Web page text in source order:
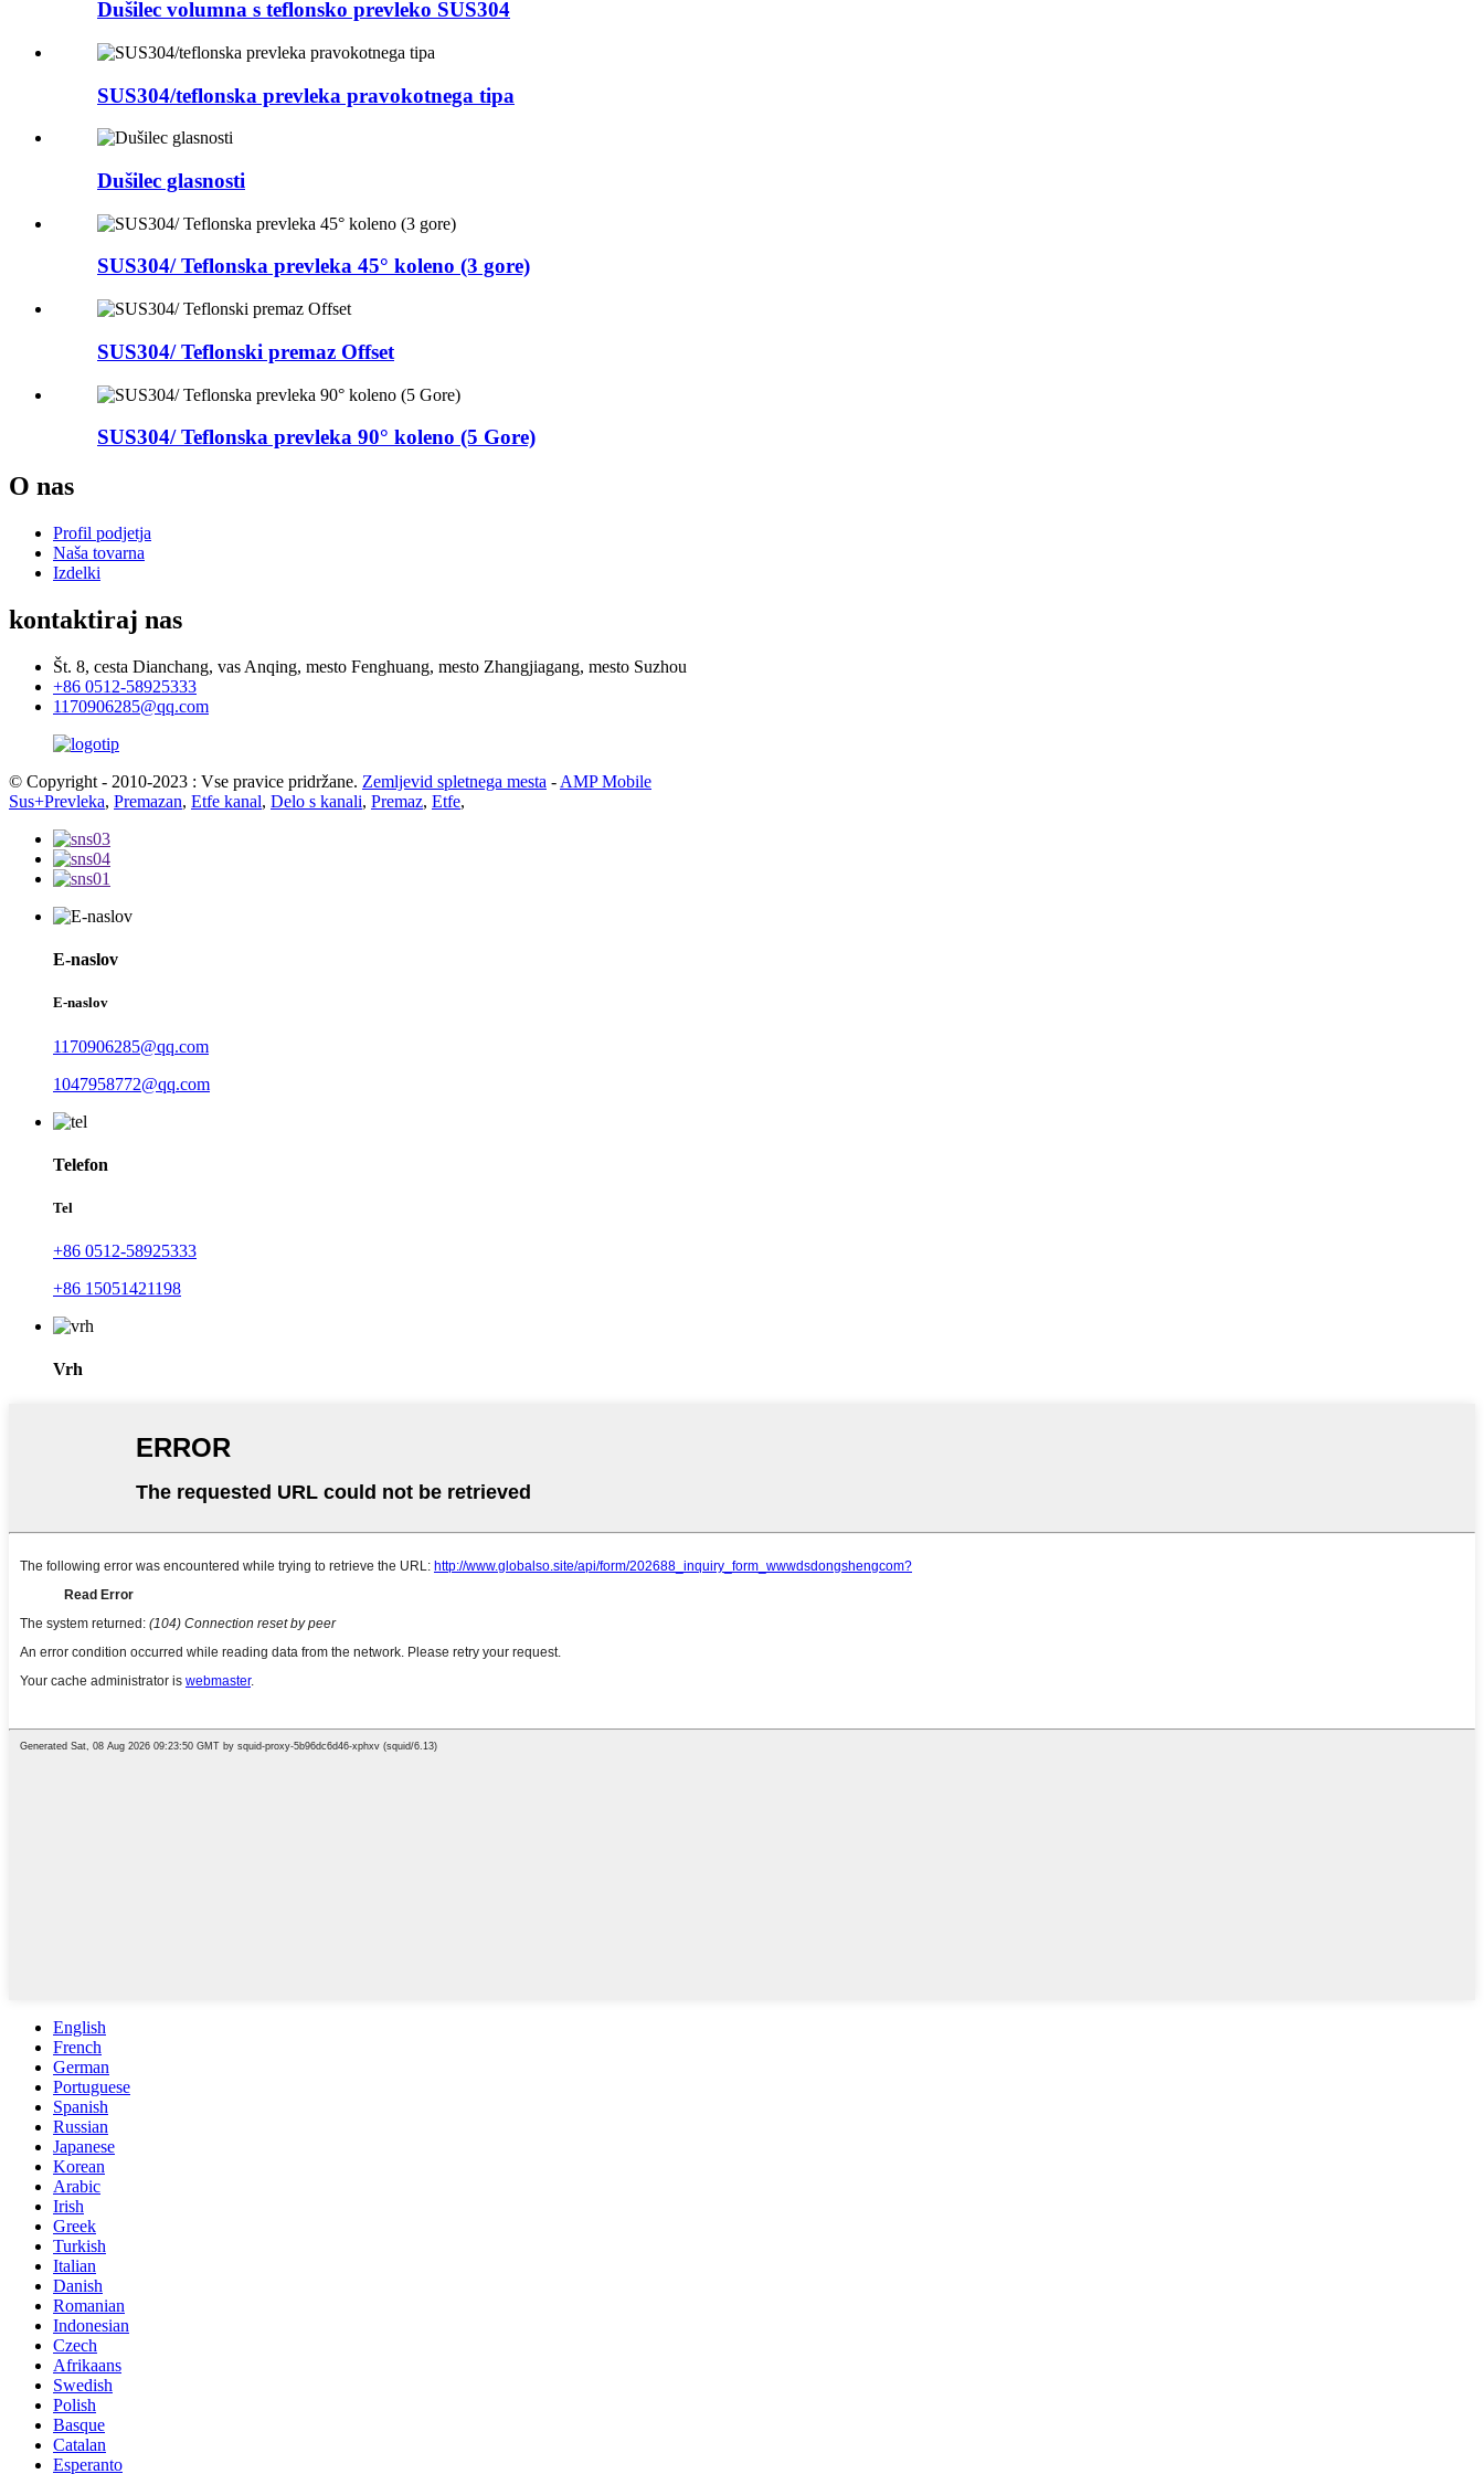
Dušilec volumna s teflonsko prevleko SUS304
SUS304/teflonska prevleka pravokotnega tipa
Dušilec glasnosti
SUS304/ Teflonska prevleka 45° koleno (3 gore)
SUS304/ Teflonski premaz Offset
SUS304/ Teflonska prevleka 90° koleno (5 Gore)
O nas
Profil podjetja
Naša tovarna
Izdelki
kontaktiraj nas
Št. 8, cesta Dianchang, vas Anqing, mesto Fenghuang, mesto Zhangjiagang, mesto Suzhou
+86 0512-58925333
1170906285@qq.com
© Copyright - 2010-2023 : Vse pravice pridržane. Zemljevid spletnega mesta - AMP Mobile
Sus+Prevleka, Premazan, Etfe kanal, Delo s kanali, Premaz, Etfe,
E-naslov
E-naslov
1170906285@qq.com
1047958772@qq.com
Telefon
Tel
+86 0512-58925333
+86 15051421198
Vrh
English
French
German
Portuguese
Spanish
Russian
Japanese
Korean
Arabic
Irish
Greek
Turkish
Italian
Danish
Romanian
Indonesian
Czech
Afrikaans
Swedish
Polish
Basque
Catalan
Esperanto